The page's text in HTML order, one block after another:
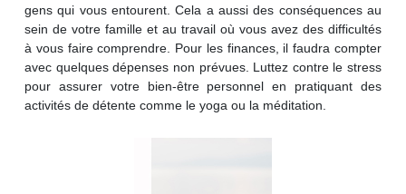
gens qui vous entourent. Cela a aussi des conséquences au
sein de votre famille et au travail où vous avez des difficultés
à vous faire comprendre. Pour les finances, il faudra compter
avec quelques dépenses non prévues. Luttez contre le stress
pour assurer votre bien-être personnel en pratiquant des
activités de détente comme le yoga ou la méditation.